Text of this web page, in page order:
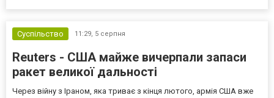
Суспільство
11:29, 5 серпня
Reuters - США майже вичерпали запаси
ракет великої дальності
Через війну з Іраном, яка триває з кінця лютого, армія США вже